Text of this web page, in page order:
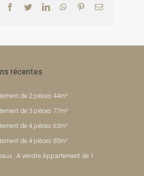
Facebook
TwitterLinkedInWhatsApp
PinterestEmail
récentes
de 2 pièces 44m²
de 3 pièces 77m²
de 4 pièces 63m²
de 4 pièces 85m²
: A vendre Appartement de 1